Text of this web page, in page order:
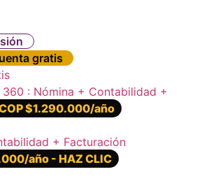
gratis
: Nómina + Contabilidad +
$1.290.000/año
+ Facturación
año - HAZ CLIC